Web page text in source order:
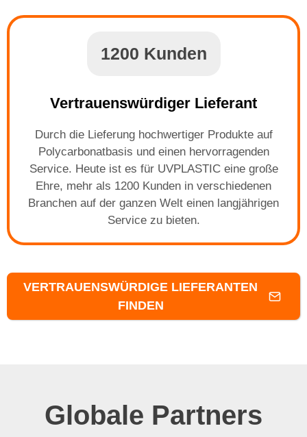
1200 Kunden
Vertrauenswürdiger Lieferant
Durch die Lieferung hochwertiger Produkte auf
Polycarbonatbasis und einen hervorragenden
Service. Heute ist es für UVPLASTIC eine große
Ehre, mehr als 1200 Kunden in verschiedenen
Branchen auf der ganzen Welt einen langjährigen
Service zu bieten.
VERTRAUENSWÜRDIGE LIEFERANTEN
FINDEN
Globale Partners